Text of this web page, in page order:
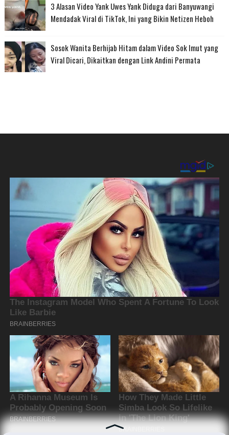
3 Alasan Video Yank Uwes Yank Diduga dari Banyuwangi
Mendadak Viral di TikTok, Ini yang Bikin Netizen Heboh
Sosok Wanita Berhijab Hitam dalam Video Sok Imut yang
Viral Dicari, Dikaitkan dengan Link Andini Permata